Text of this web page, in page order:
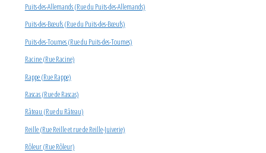
Puits-des-Allemands (Rue du Puits-des-Allemands)
Puits-des-Bœufs (Rue du Puits-des-Bœufs)
Puits-des-Toumes (Rue du Puits-des-Toumes)
Racine (Rue Racine)
Rappe (Rue Rappe)
Rascas (Rue de Rascas)
Râteau (Rue du Râteau)
Reille (Rue Reille et rue de Reille-Juiverie)
Rôleur (Rue Rôleur)